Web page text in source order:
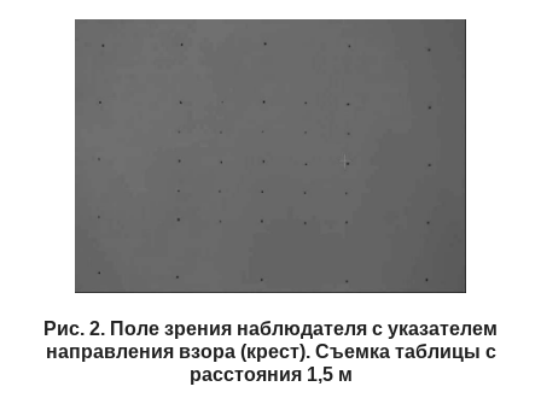
Рис. 2. Поле зрения наблюдателя с указателем
направления взора (крест). Съемка таблицы с
расстояния 1,5 м